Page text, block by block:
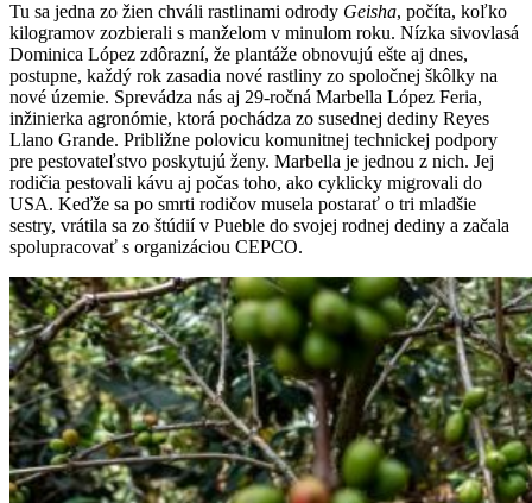
Tu sa jedna zo žien chváli rastlinami odrody Geisha, počíta, koľko
kilogramov zozbierali s manželom v minulom roku. Nízka sivovlasá
Dominica López zdôrazní, že plantáže obnovujú ešte aj dnes,
postupne, každý rok zasadia nové rastliny zo spoločnej škôlky na
nové územie. Sprevádza nás aj 29-ročná Marbella López Feria,
inžinierka agronómie, ktorá pochádza zo susednej dediny Reyes
Llano Grande. Približne polovicu komunitnej technickej podpory
pre pestovateľstvo poskytujú ženy. Marbella je jednou z nich. Jej
rodičia pestovali kávu aj počas toho, ako cyklicky migrovali do
USA. Keďže sa po smrti rodičov musela postarať o tri mladšie
sestry, vrátila sa zo štúdií v Pueble do svojej rodnej dediny a začala
spolupracovať s organizáciou CEPCO.